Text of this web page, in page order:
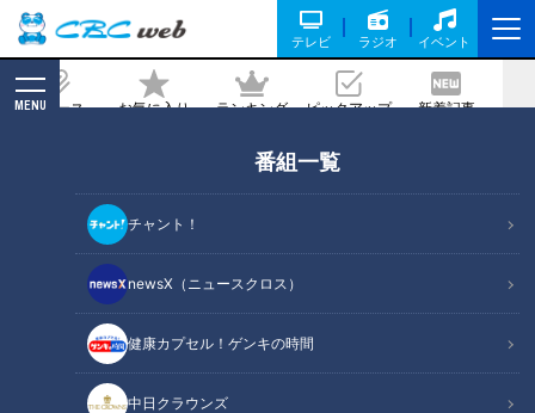
テレビ ラジオ イベント
ニュース お気に入り ランキング ピックアップ 新着記事
MENU
番組一覧
チャント！
newsX（ニュースクロス）
健康カプセル！ゲンキの時間
中日クラウンズ
ニパスタ』をいただきます！【愛されフ
ード】
記事に戻る